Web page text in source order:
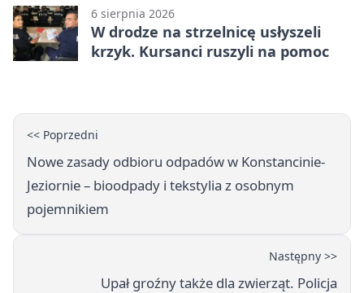
6 sierpnia 2026
W drodze na strzelnicę usłyszeli
krzyk. Kursanci ruszyli na pomoc
<< Poprzedni
Nowe zasady odbioru odpadów w Konstancinie-
Jeziornie – bioodpady i tekstylia z osobnym
pojemnikiem
Następny >>
Upał groźny także dla zwierząt. Policja